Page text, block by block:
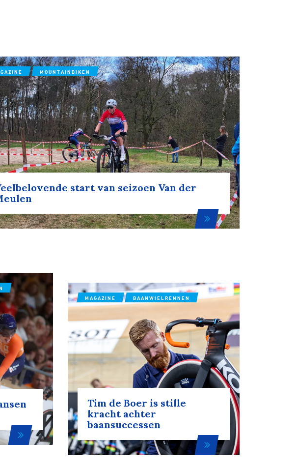
MOUNTAINBIKEN
start van seizoen Van der
MAGAZINE BAANWIELRENNEN
Tim de Boer is stille
kracht achter
baansuccessen